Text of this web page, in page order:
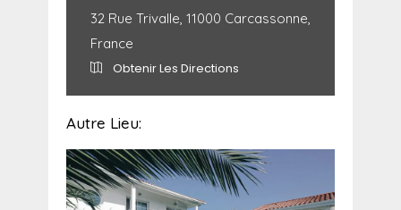
32 Rue Trivalle, 11000 Carcassonne,
France
Obtenir Les Directions
Autre Lieu: